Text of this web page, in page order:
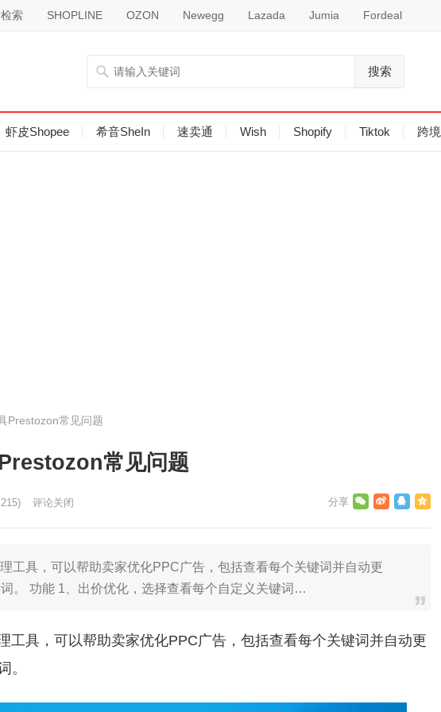
索 SHOPLINE OZON Newegg Lazada Jumia Fordeal
搜索
虾皮Shopee 希音SheIn 速卖通 Wish Shopify Tiktok 跨
Prestozon常见问题
常见问题
评论关闭
工具，可以帮助卖家优化PPC广告，包括查看每个关键词并自动更
。 功能 1、出价优化，选择查看每个自定义关键词…
工具，可以帮助卖家优化PPC广告，包括查看每个关键词并自动更
。